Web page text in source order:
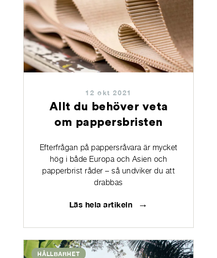
12 okt 2021
Allt du behöver veta
om pappersbristen
Efterfrågan på pappersråvara är mycket
hög i både Europa och Asien och
papperbrist råder – så undviker du att
drabbas
Läs hela artikeln →
HÅLLBARHET